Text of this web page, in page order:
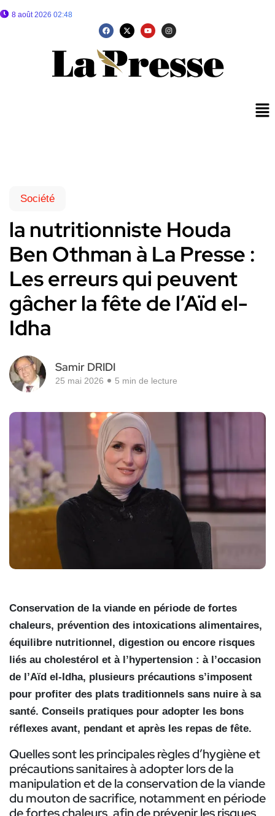
8 août 2026 02:48
Société
la nutritionniste Houda
Ben Othman à La Presse :
Les erreurs qui peuvent
gâcher la fête de l’Aïd el-
Idha
Samir DRIDI
25 mai 2026 5 min de lecture
Conservation de la viande en période de fortes
chaleurs, prévention des intoxications alimentaires,
équilibre nutritionnel, digestion ou encore risques
liés au cholestérol et à l’hypertension : à l’occasion
de l’Aïd el-Idha, plusieurs précautions s’imposent
pour profiter des plats traditionnels sans nuire à sa
santé. Conseils pratiques pour adopter les bons
réflexes avant, pendant et après les repas de fête.
Quelles sont les principales règles d’hygiène et
précautions sanitaires à adopter lors de la
manipulation et de la conservation de la viande
du mouton de sacrifice, notamment en période
de fortes chaleurs, afin de prévenir les risques